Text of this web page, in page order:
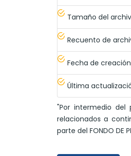
Tamaño del
Recuento de
Fecha de creación
Última
"Por intermedio
relacionados a
parte del FONDO DE